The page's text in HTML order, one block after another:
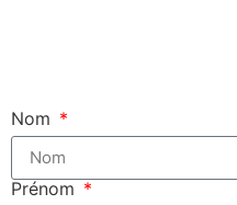
Nom
Prénom